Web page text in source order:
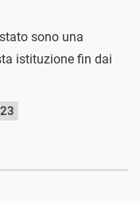
sono una
istituzione fin dai